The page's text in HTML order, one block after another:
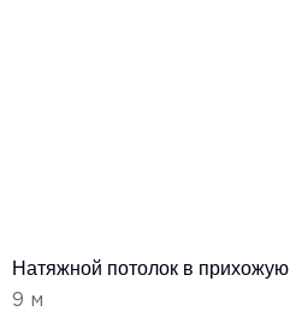
Натяжной потолок в прихожую
9 м